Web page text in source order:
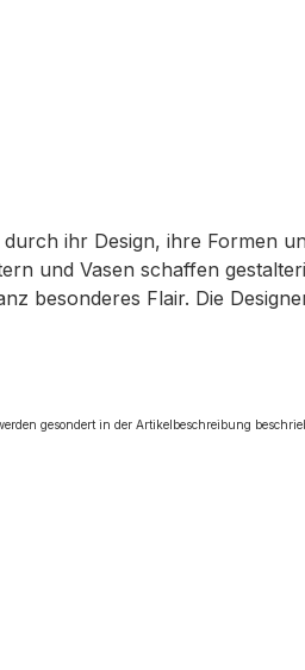
ihr Design, ihre Formen
und Vasen schaffen
besonderes Flair. Die
gesondert in der Artikelbeschreibung